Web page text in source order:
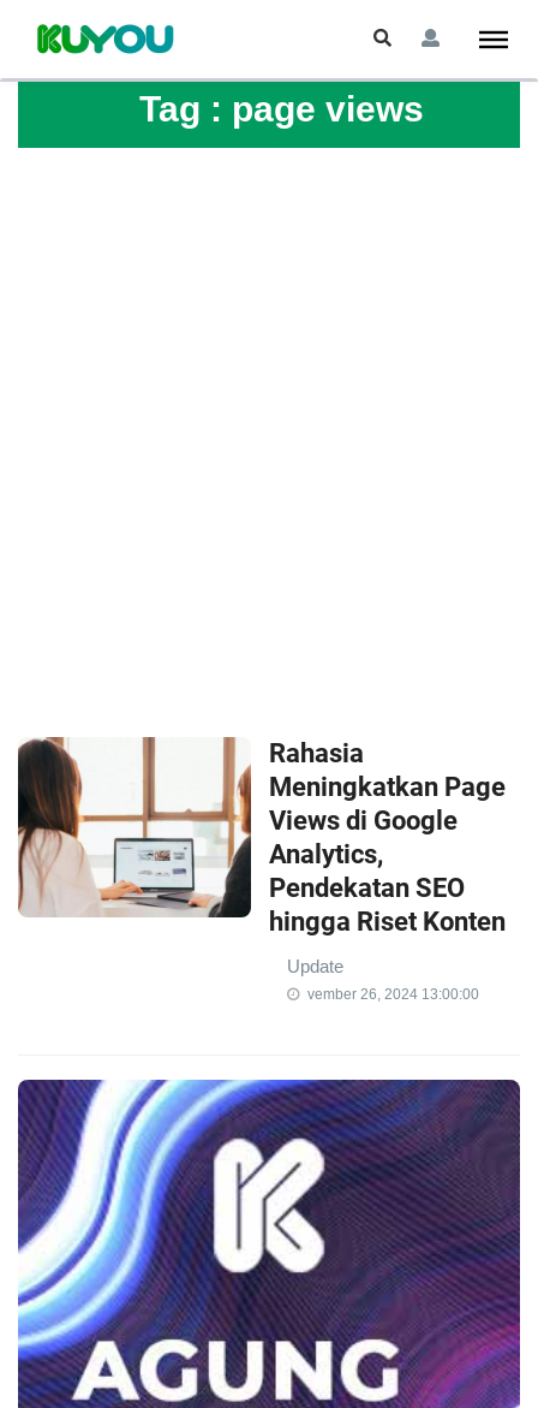
Tag : page views
Rahasia
Meningkatkan Page
Views di Google
Analytics,
Pendekatan SEO
hingga Riset Konten
Update
vember 26, 2024 13:00:00